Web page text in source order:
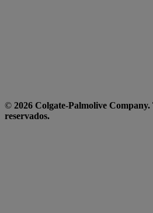
© 2026 Colgate-Palmolive Company.
reservados.